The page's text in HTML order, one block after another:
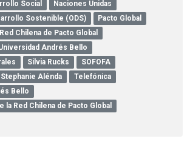
Social
Naciones Unidas
Sostenible (ODS)
Pacto Global
Chilena de Pacto Global
Andrés Bello
Silvia Rucks
SOFOFA
Stephanie Alénda
Telefónica
Bello
la Red Chilena de Pacto Global